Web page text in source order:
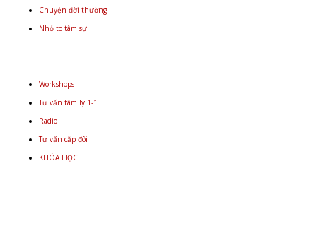
Chuyện đời thường
Nhỏ to tâm sự
Workshops
Tư vấn tâm lý 1-1
Radio
Tư vấn cặp đôi
KHÓA HỌC